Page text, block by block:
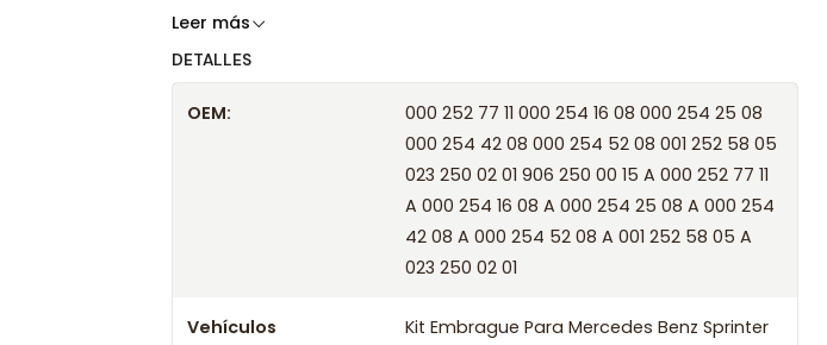
Somos especialistas en embragues desde 2019, ofreciendo precios
Leer más
DETALLES
OEM:
000 252 77 11 000 254 16 08 000 254 25 08
000 254 42 08 000 254 52 08 001 252 58 05
023 250 02 01 906 250 00 15 A 000 252 77 11
A 000 254 16 08 A 000 254 25 08 A 000 254
42 08 A 000 254 52 08 A 001 252 58 05 A
023 250 02 01
Vehículos
Kit Embrague Para Mercedes Benz Sprinter